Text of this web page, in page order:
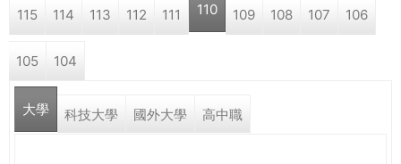
學a
r
e
115 114 113 112 111 110 109 108 107 106
105 104
大學 科技大學 國外大學 高中職